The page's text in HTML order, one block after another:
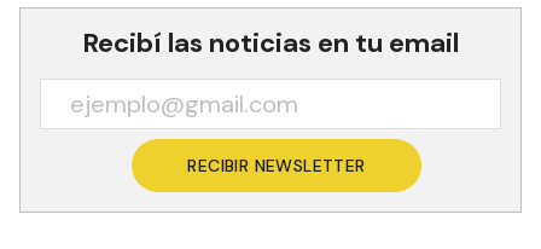
Recibí las noticias en tu email
RECIBIR NEWSLETTER